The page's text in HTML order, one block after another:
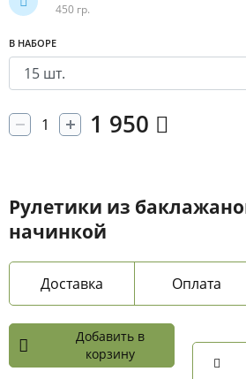
Рулетики из
начинкой
Доставка Оплата
450 гр.
В НАБОРЕ
1 950
Добавить в
корзину